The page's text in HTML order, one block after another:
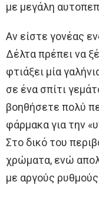
με μεγάλη
Αν είστε γονέας
Δέλτα πρέπει να
φτιάξει μία
σε ένα σπίτι
βοηθήσετε πολύ
φάρμακα για την
Στο δικό του
χρώματα, ενώ
με αργούς